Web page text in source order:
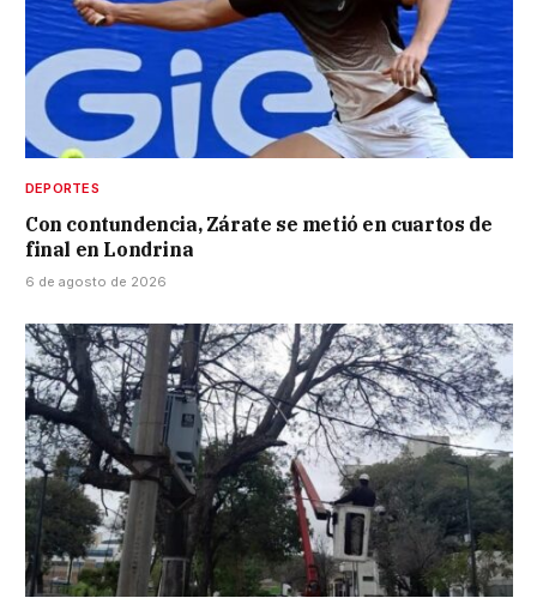
DEPORTES
Con contundencia, Zárate se metió en cuartos de
final en Londrina
6 de agosto de 2026